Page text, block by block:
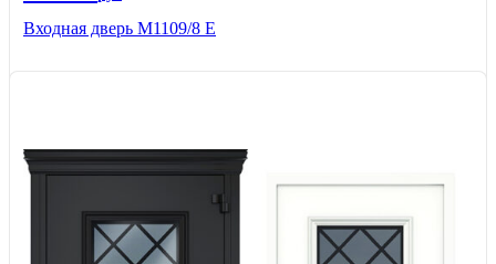
Входная дверь М1109/8 E